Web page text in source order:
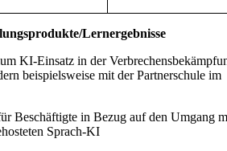
Lernergebnisse
KI-Einsatz in der
beispielsweise mit der Partnerschule im
Beschäftigte in Bezug auf den Umgang
Sprach-KI